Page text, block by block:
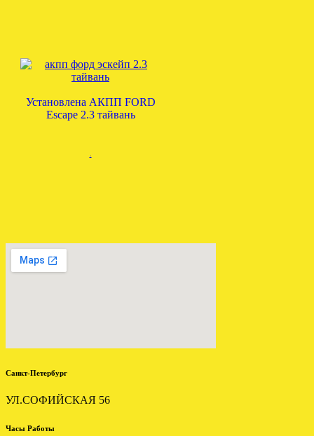
Установлена АКПП FORD
Escape 2.3 тайвань
Санкт-Петербург
УЛ.СОФИЙСКАЯ 56
Часы Работы